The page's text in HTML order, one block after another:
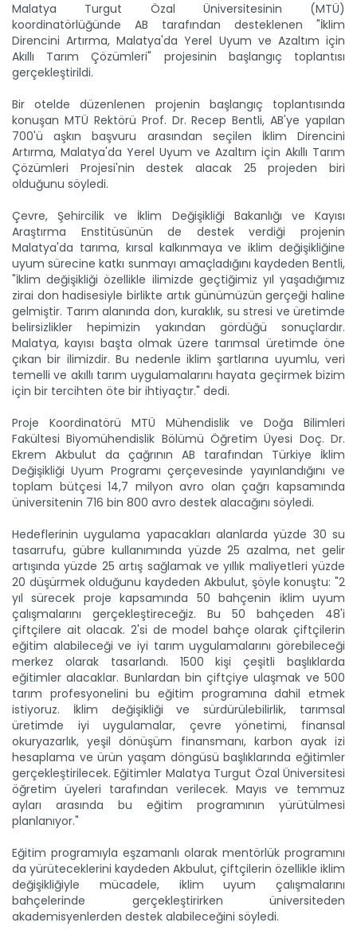
Malatya Turgut Özal Üniversitesinin (MTÜ)
koordinatörlüğünde AB tarafından desteklenen "İklim
Direncini Artırma, Malatya'da Yerel Uyum ve Azaltım için
Akıllı Tarım Çözümleri" projesinin başlangıç toplantısı
gerçekleştirildi.
Bir otelde düzenlenen projenin başlangıç toplantısında
konuşan MTÜ Rektörü Prof. Dr. Recep Bentli, AB'ye yapılan
700'ü aşkın başvuru arasından seçilen İklim Direncini
Artırma, Malatya'da Yerel Uyum ve Azaltım için Akıllı Tarım
Çözümleri Projesi'nin destek alacak 25 projeden biri
olduğunu söyledi.
Çevre, Şehircilik ve İklim Değişikliği Bakanlığı ve Kayısı
Araştırma Enstitüsünün de destek verdiği projenin
Malatya'da tarıma, kırsal kalkınmaya ve iklim değişikliğine
uyum sürecine katkı sunmayı amaçladığını kaydeden Bentli,
"İklim değişikliği özellikle ilimizde geçtiğimiz yıl yaşadığımız
zirai don hadisesiyle birlikte artık günümüzün gerçeği haline
gelmiştir. Tarım alanında don, kuraklık, su stresi ve üretimde
belirsizlikler hepimizin yakından gördüğü sonuçlardır.
Malatya, kayısı başta olmak üzere tarımsal üretimde öne
çıkan bir ilimizdir. Bu nedenle iklim şartlarına uyumlu, veri
temelli ve akıllı tarım uygulamalarını hayata geçirmek bizim
için bir tercihten öte bir ihtiyaçtır." dedi.
Proje Koordinatörü MTÜ Mühendislik ve Doğa Bilimleri
Fakültesi Biyomühendislik Bölümü Öğretim Üyesi Doç. Dr.
Ekrem Akbulut da çağrının AB tarafından Türkiye İklim
Değişikliği Uyum Programı çerçevesinde yayınlandığını ve
toplam bütçesi 14,7 milyon avro olan çağrı kapsamında
üniversitenin 716 bin 800 avro destek alacağını söyledi.
Hedeflerinin uygulama yapacakları alanlarda yüzde 30 su
tasarrufu, gübre kullanımında yüzde 25 azalma, net gelir
artışında yüzde 25 artış sağlamak ve yıllık maliyetleri yüzde
20 düşürmek olduğunu kaydeden Akbulut, şöyle konuştu: "2
yıl sürecek proje kapsamında 50 bahçenin iklim uyum
çalışmalarını gerçekleştireceğiz. Bu 50 bahçeden 48'i
çiftçilere ait olacak. 2'si de model bahçe olarak çiftçilerin
eğitim alabileceği ve iyi tarım uygulamalarını görebileceği
merkez olarak tasarlandı. 1500 kişi çeşitli başlıklarda
eğitimler alacaklar. Bunlardan bin çiftçiye ulaşmak ve 500
tarım profesyonelini bu eğitim programına dahil etmek
istiyoruz. İklim değişikliği ve sürdürülebilirlik, tarımsal
üretimde iyi uygulamalar, çevre yönetimi, finansal
okuryazarlık, yeşil dönüşüm finansmanı, karbon ayak izi
hesaplama ve ürün yaşam döngüsü başlıklarında eğitimler
gerçekleştirilecek. Eğitimler Malatya Turgut Özal Üniversitesi
öğretim üyeleri tarafından verilecek. Mayıs ve temmuz
ayları arasında bu eğitim programının yürütülmesi
planlanıyor."
Eğitim programıyla eşzamanlı olarak mentörlük programını
da yürüteceklerini kaydeden Akbulut, çiftçilerin özellikle iklim
değişikliğiyle mücadele, iklim uyum çalışmalarını
bahçelerinde gerçekleştirirken üniversiteden
akademisyenlerden destek alabileceğini söyledi.
Taşköprü sarımsağı...
Taşköprü Belediyesince bu yıl 36'ncısı düzenlenen
Uluslararası...
Devamını Oku ->